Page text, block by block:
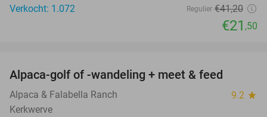
Verkocht: 1.072
Regulier €41,20
€21 ,50
Alpaca-golf of -wandeling + meet & feed
Alpaca & Falabella Ranch 9.2 star
Kerkwerve